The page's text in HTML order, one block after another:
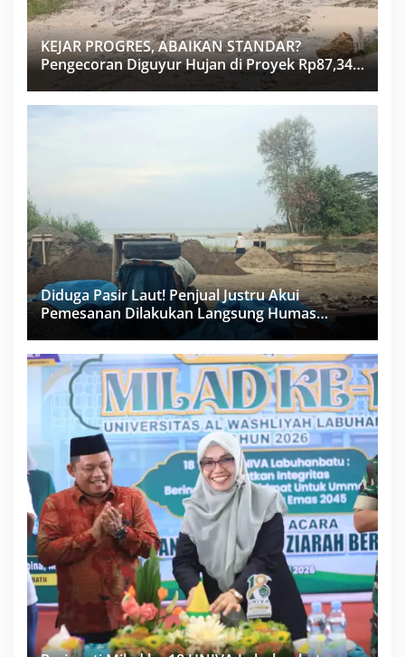
KEJAR PROGRES, ABAIKAN STANDAR?
Pengecoran Diguyur Hujan di Proyek Rp87,34
Miliar Sukma Nias, Konsultan, Pengawas dan
PPK Bungkam
Diduga Pasir Laut! Penjual Justru Akui
Pemesanan Dilakukan Langsung Humas